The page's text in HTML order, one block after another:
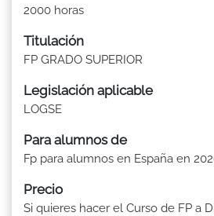
2000 horas
Titulación
FP GRADO SUPERIOR
Legislación aplicable
LOGSE
Para alumnos de
Fp para alumnos en España en
Precio
Si quieres hacer el Curso de FP a